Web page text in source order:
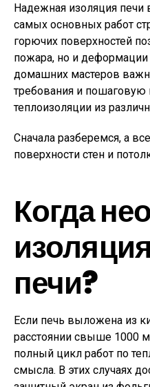
Надежная изоляция печи
самых основных работ
горючих поверхностей
пожара, но и деформации
домашних мастеров
требования и пошаговую
теплоизоляции из
Сначала разберемся, а
поверхности стен и
Когда
печи?
Если печь выложена из
расстоянии свыше 1000
полный цикл работ по
смысла. В этих случаях